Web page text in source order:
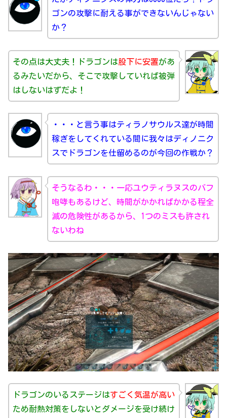
ゴンの攻撃に耐える事ができないんじゃない
か？
その点は大丈夫！ドラゴンは股下に安置があ
るみたいだから、そこで攻撃していれば被弾
はしないはずだよ！
・・・と言う事はティラノサウルス達が時間
稼ぎをしてくれている間に我々はディノニク
スでドラゴンを仕留めるのが今回の作戦か？
そうなるわ・・・一応ユウティラヌスのバフ
咆哮もあるけど、時間がかかればかかる程全
滅の危険性があるから、1つのミスも許され
ないわね
ドラゴンのいるステージはすごく気温が高い
ため耐熱対策をしないとダメージを受け続け